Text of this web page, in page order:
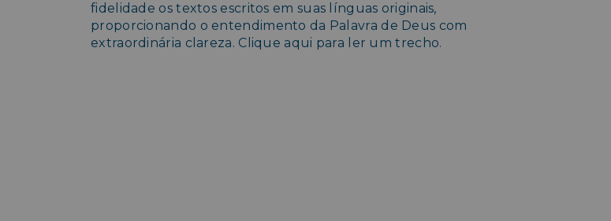
fidelidade os textos escritos em suas línguas originais,
proporcionando o entendimento da Palavra de Deus com
extraordinária clareza. Clique aqui para ler um trecho.